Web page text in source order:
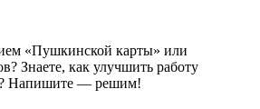
«Пушкинской карты» или
Знаете, как улучшить работу
Напишите — решим!